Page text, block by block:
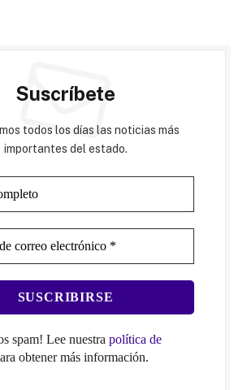
Suscríbete
todos los días las noticias más
importantes del estado.
spam! Lee nuestra política de
obtener más información.